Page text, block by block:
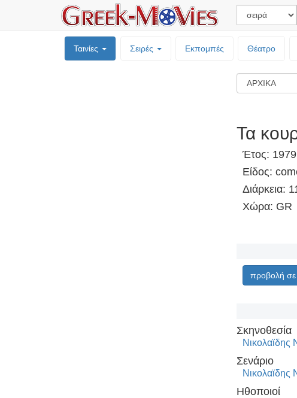
Ταινίες Σειρές Εκπομπές Θέατρο
Τα
Έτος: 1979
Είδος:
Διάρκεια:
Χώρα: GR
προβολή
Σκηνοθεσία
Νικολαϊδης
Σενάριο
Νικολαϊδης
Ηθοποιοί